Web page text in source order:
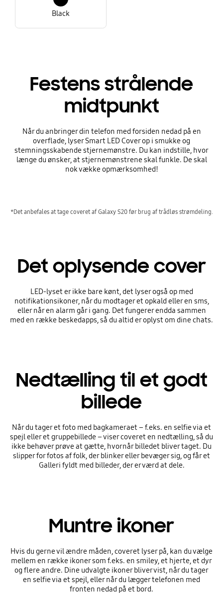
Black
Festens strålende
midtpunkt
Når du anbringer din telefon med forsiden nedad på en
overflade, lyser Smart LED Cover op i smukke og
stemningsskabende stjernemønstre. Du kan indstille, hvor
længe du ønsker, at stjernemønstrene skal funkle. De skal
nok vække opmærksomhed!
*Det anbefales at tage coveret af Galaxy S20 før brug af trådløs strømdeling.
Det oplysende cover
LED-lyset er ikke bare kønt, det lyser også op med
notifikationsikoner, når du modtager et opkald eller en sms,
eller når en alarm går i gang. Det fungerer endda sammen
med en række beskedapps, så du altid er oplyst om dine chats.
Nedtælling til et godt
billede
Når du tager et foto med bagkameraet – f.eks. en selfie via et
spejl eller et gruppebillede – viser coveret en nedtælling, så du
ikke behøver prøve at gætte, hvornår billedet bliver taget. Du
slipper for fotos af folk, der blinker eller bevæger sig, og får et
Galleri fyldt med billeder, der er værd at dele.
Muntre ikoner
Hvis du gerne vil ændre måden, coveret lyser på, kan du vælge
mellem en række ikoner som f.eks. en smiley, et hjerte, et dyr
og flere andre. Dine udvalgte ikoner bliver vist, når du tager
en selfie via et spejl, eller når du lægger telefonen med
fronten nedad på et bord.